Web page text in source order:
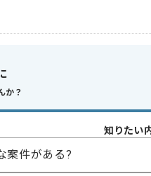
としての実務経験(1年以上)
ル
ーコントロール経験
に不安がある方へ
か？
知りたい
案件がある?